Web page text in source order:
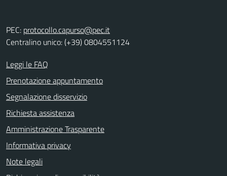
PEC: protocollo.capurso@pec.it
Centralino unico: (+39) 0804551124
Leggi le FAQ
Prenotazione appuntamento
Segnalazione disservizio
Richiesta assistenza
Amministrazione Trasparente
Informativa privacy
Note legali